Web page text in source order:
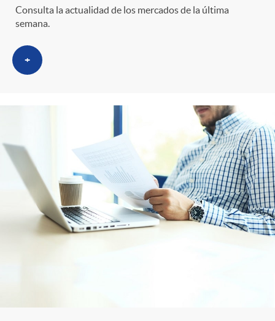
Consulta la actualidad de los mercados de la última
semana.
+